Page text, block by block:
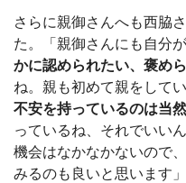
さらに親御さんへも西脇
た。「親御さんにも自分が
かに認められたい、褒め
ね。親も初めて親をして
不安を持っているのは当然
っているね、それでいい
機会はなかなかないので
みるのも良いと思います」